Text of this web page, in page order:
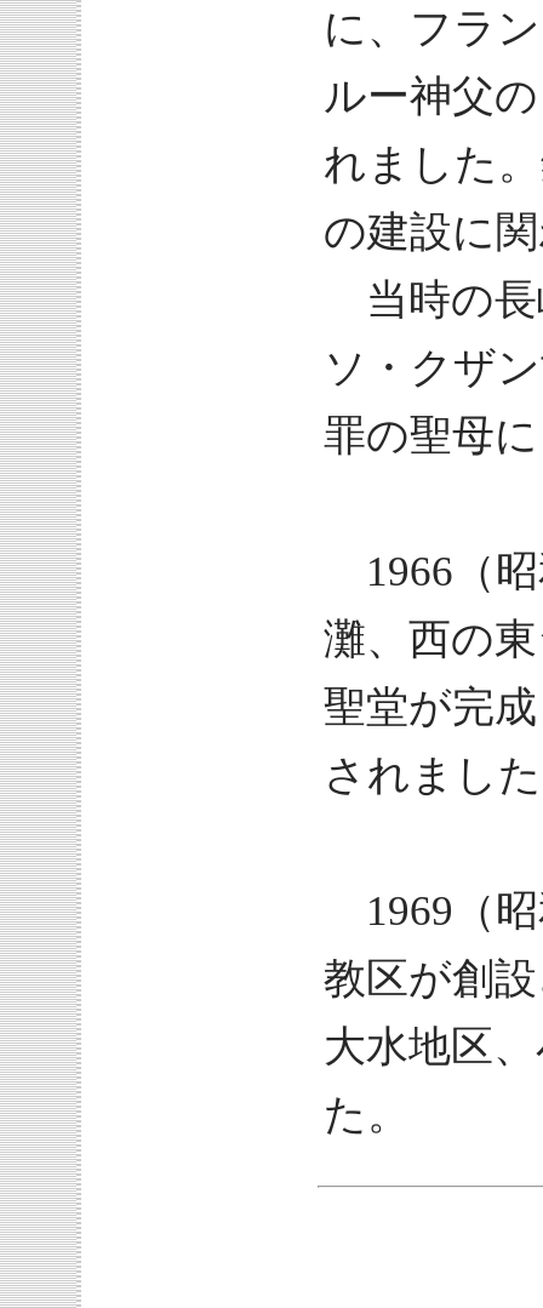
に、フラ
ルー神父
れました
の建設に
当時の長
ソ・クザ
罪の聖母
1966（昭
灘、西の
聖堂が完
されまし
1969（昭
教区が創
大水地区
た。